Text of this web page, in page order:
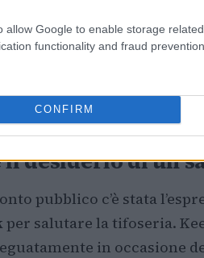
allow Google to enable storage
functionality and fraud
CONFIRM
carriera e commentando
la gravità della
e la fiducia riposta
un effetto evidente
il desiderio di un
pubblico c’è stata
per salutare la tifoseria.
in occasione